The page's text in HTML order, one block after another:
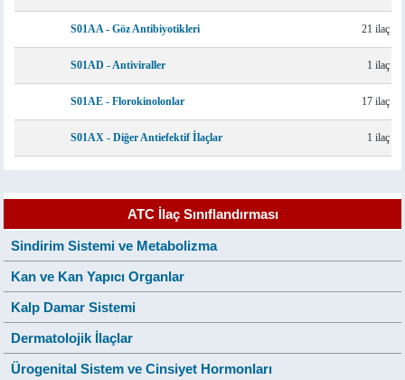
S01AA - Göz Antibiyotikleri 21 ilaç
S01AD - Antiviraller 1 ilaç
S01AE - Florokinolonlar 17 ilaç
S01AX - Diğer Antiefektif İlaçlar 1 ilaç
ATC İlaç Sınıflandırması
Sindirim Sistemi ve Metabolizma
Kan ve Kan Yapıcı Organlar
Kalp Damar Sistemi
Dermatolojik İlaçlar
Ürogenital Sistem ve Cinsiyet Hormonları